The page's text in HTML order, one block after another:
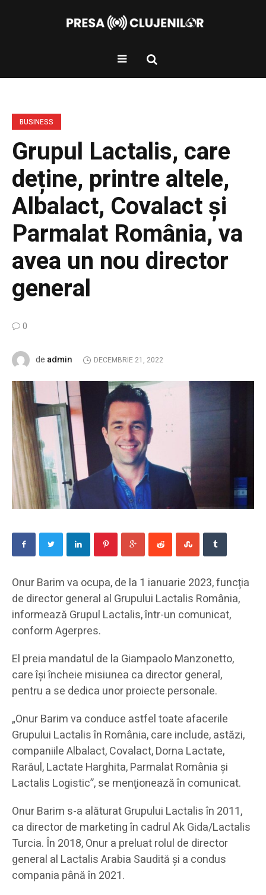
BUSINESS
Grupul Lactalis, care
deține, printre altele,
Albalact, Covalact și
Parmalat România, va
avea un nou director
general
0
de admin DECEMBRIE 21, 2022
Onur Barim va ocupa, de la 1 ianuarie 2023, funcţia
de director general al Grupului Lactalis România,
informează Grupul Lactalis, într-un comunicat,
conform Agerpres.
El preia mandatul de la Giampaolo Manzonetto,
care îşi încheie misiunea ca director general,
pentru a se dedica unor proiecte personale.
„Onur Barim va conduce astfel toate afacerile
Grupului Lactalis în România, care include, astăzi,
companiile Albalact, Covalact, Dorna Lactate,
Rarăul, Lactate Harghita, Parmalat România şi
Lactalis Logistic”, se menţionează în comunicat.
Onur Barim s-a alăturat Grupului Lactalis în 2011,
ca director de marketing în cadrul Ak Gida/Lactalis
Turcia. În 2018, Onur a preluat rolul de director
general al Lactalis Arabia Saudită şi a condus
compania până în 2021.